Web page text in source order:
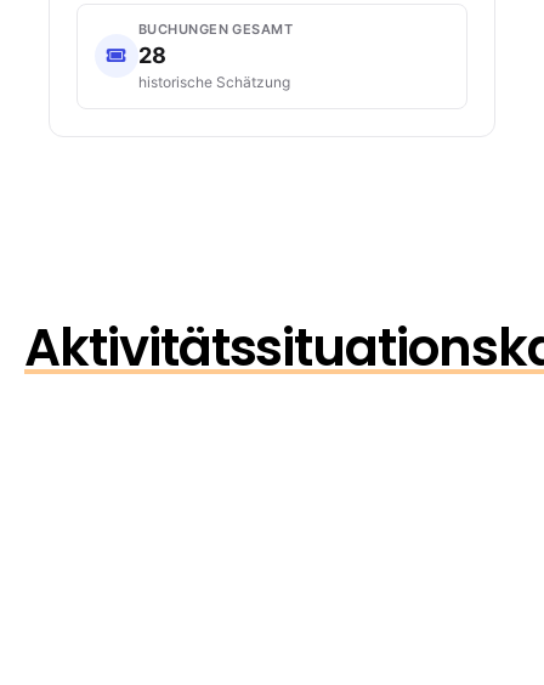
BUCHUNGEN GESAMT
28
historische Schätzung